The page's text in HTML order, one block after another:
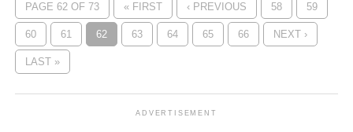
PAGE 62 OF 73 « FIRST ‹ PREVIOUS 58 59
60 61 62 63 64 65 66 NEXT ›
LAST »
ADVERTISEMENT